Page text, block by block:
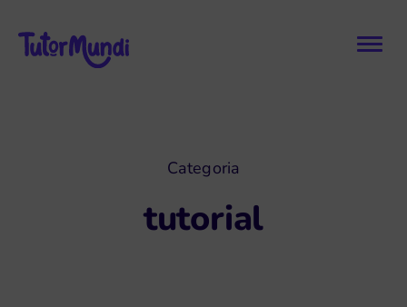
Categoria
tutorial